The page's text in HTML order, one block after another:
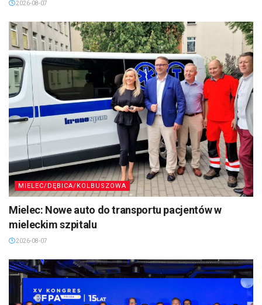
2026-08-07
MIELEC/DĘBICA/KOLBUSZOWA
Mielec: Nowe auto do transportu pacjentów w
mieleckim szpitalu
2026-08-07